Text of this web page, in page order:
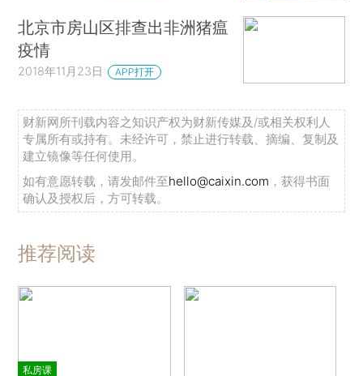
北京市房山区排查出非洲猪瘟
疫情
2018年11月23日 APP打开
财新网所刊载内容之知识产权为财新传媒及/或相关权利人
专属所有或持有。未经许可，禁止进行转载、摘编、复制及
建立镜像等任何使用。
如有意愿转载，请发邮件至hello@caixin.com ，获得书面
确认及授权后，方可转载。
推荐阅读
私房课